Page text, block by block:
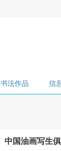
书法作品 信
中国油画写生